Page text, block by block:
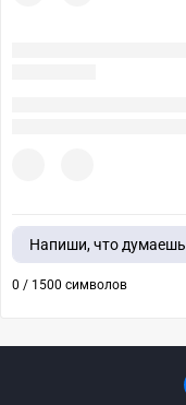
Напиши, что думаешь
0 / 1500 символов